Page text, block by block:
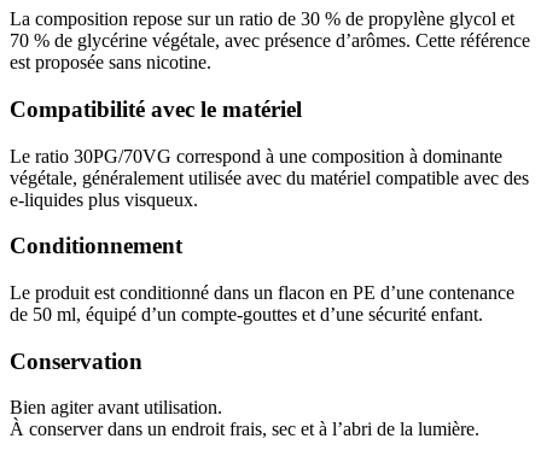
La composition repose sur un ratio de 30 % de propylène glycol et
70 % de glycérine végétale, avec présence d’arômes. Cette référence
est proposée sans nicotine.
Compatibilité avec le matériel
Le ratio 30PG/70VG correspond à une composition à dominante
végétale, généralement utilisée avec du matériel compatible avec des
e-liquides plus visqueux.
Conditionnement
Le produit est conditionné dans un flacon en PE d’une contenance
de 50 ml, équipé d’un compte-gouttes et d’une sécurité enfant.
Conservation
Bien agiter avant utilisation.
À conserver dans un endroit frais, sec et à l’abri de la lumière.